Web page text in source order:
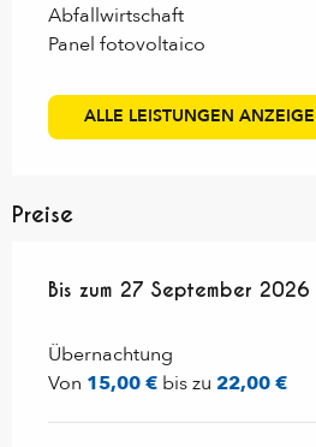
Abfallwirtschaft
Panel fotovoltaico
ALLE LEISTUNGEN
Preise
ab 6 Juni 2026bis zum27
Bis zum 27 September 2026
Übernachtung
Von 15,00 € bis zu 22,00 €